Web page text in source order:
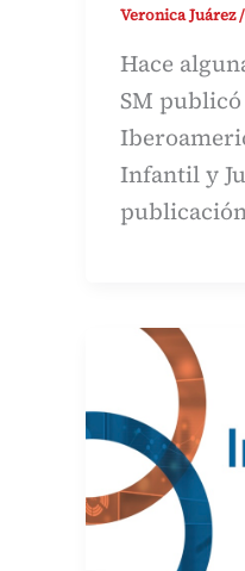
Veronica Juárez/
Hace
SM
Infantil y